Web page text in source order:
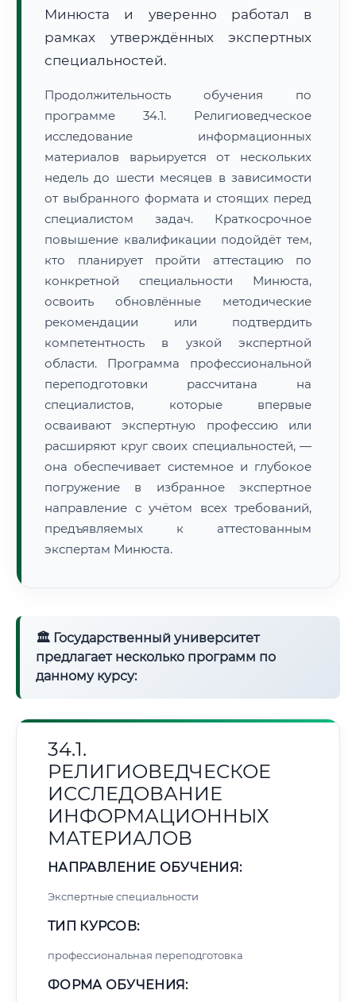
Минюста и уверенно работал в
рамках утверждённых экспертных
специальностей.
Продолжительность обучения по
программе 34.1. Религиоведческое
исследование информационных
материалов варьируется от нескольких
недель до шести месяцев в зависимости
от выбранного формата и стоящих перед
специалистом задач. Краткосрочное
повышение квалификации подойдёт тем,
кто планирует пройти аттестацию по
конкретной специальности Минюста,
освоить обновлённые методические
рекомендации или подтвердить
компетентность в узкой экспертной
области. Программа профессиональной
переподготовки рассчитана на
специалистов, которые впервые
осваивают экспертную профессию или
расширяют круг своих специальностей, —
она обеспечивает системное и глубокое
погружение в избранное экспертное
направление с учётом всех требований,
предъявляемых к аттестованным
экспертам Минюста.
🏛 Государственный университет
предлагает несколько программ по
данному курсу:
34.1.
РЕЛИГИОВЕДЧЕСКОЕ
ИССЛЕДОВАНИЕ
ИНФОРМАЦИОННЫХ
МАТЕРИАЛОВ
НАПРАВЛЕНИЕ ОБУЧЕНИЯ:
Экспертные специальности
ТИП КУРСОВ:
профессиональная переподготовка
ФОРМА ОБУЧЕНИЯ: